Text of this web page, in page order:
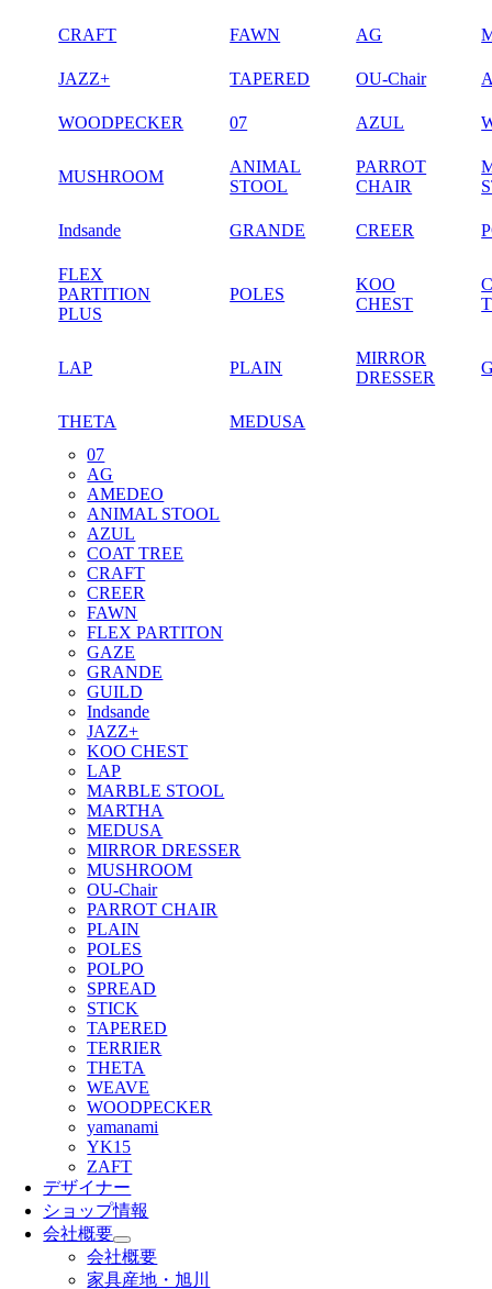
CRAFT FAWN AG
JAZZ+ TAPERED OU-Chair
WOODPECKER 07 AZUL
MUSHROOM
ANIMAL
STOOL
PARROT
CHAIR
Indsande GRANDE CREER
FLEX
PARTITION
PLUS
POLES
KOO
CHEST
LAP PLAIN
MIRROR
DRESSER
THETA
MEDUSA
07
AG
AMEDEO
ANIMAL STOOL
AZUL
COAT TREE
CRAFT
CREER
FAWN
FLEX PARTITON
GAZE
GRANDE
GUILD
Indsande
JAZZ+
KOO CHEST
LAP
MARBLE STOOL
MARTHA
MEDUSA
MIRROR DRESSER
MUSHROOM
OU-Chair
PARROT CHAIR
PLAIN
POLES
POLPO
SPREAD
STICK
TAPERED
TERRIER
THETA
WEAVE
WOODPECKER
yamanami
YK15
ZAFT
デザイナー
ショップ情報
会社概要
会社概要
家具産地・旭川